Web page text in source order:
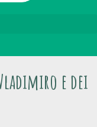
e dei